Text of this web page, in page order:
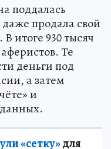
поддалась
продала свой
итоге 930 тысяч
Те
деньги под
а затем
и
«сетку»для